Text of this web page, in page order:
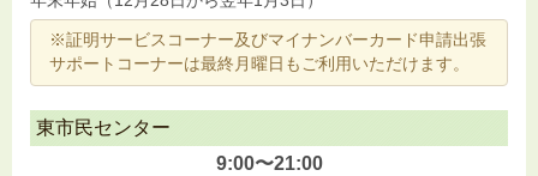
※証明サービスコーナー及びマイナンバーカード申請出張
サポートコーナーは最終月曜日もご利用いただけます。
東市民センター
9:00〜21:00